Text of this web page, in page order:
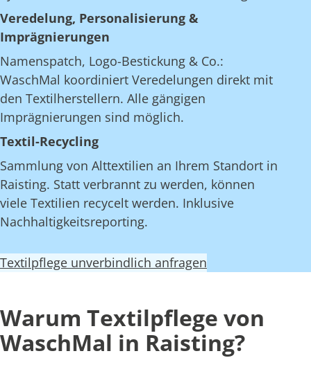
Veredelung, Personalisierung &
Imprägnierungen
Namenspatch, Logo-Bestickung & Co.:
WaschMal koordiniert Veredelungen direkt mit
den Textilherstellern. Alle gängigen
Imprägnierungen sind möglich.
Textil-Recycling
Sammlung von Alttextilien an Ihrem Standort in
Raisting. Statt verbrannt zu werden, können
viele Textilien recycelt werden. Inklusive
Nachhaltigkeitsreporting.
Textilpflege unverbindlich anfragen
Warum Textilpflege von
WaschMal in Raisting?